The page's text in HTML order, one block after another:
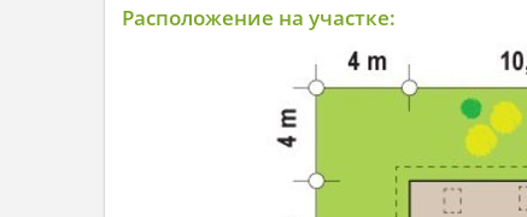
Расположение на участке: